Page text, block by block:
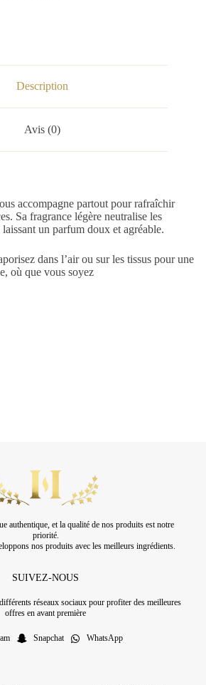
Description
Avis (0)
accompagne partout pour rafraîchir
Sa fragrance légère neutralise les
un parfum doux et agréable.
dans l’air ou sur les tissus pour une
où que vous soyez
authentique, et la qualité de nos produits est notre
priorité.
nos produits avec les meilleurs ingrédients.
SUIVEZ-NOUS
réseaux sociaux pour profiter des meilleures
offres en avant première
Snapchat WhatsApp